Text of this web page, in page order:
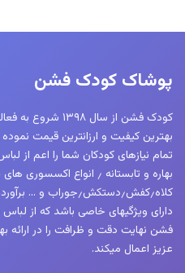
پوشاک کودک فشن
کودک فشن از سال
بهترین کیفیت و ارزانترین قیمت
بهاره و تابستانه ٫ انواع
دارای ویژگیهای خاصی باشد که از
فشن نهایت دقت و ظرافت را در ارائه
عزیز اعمال میکند.